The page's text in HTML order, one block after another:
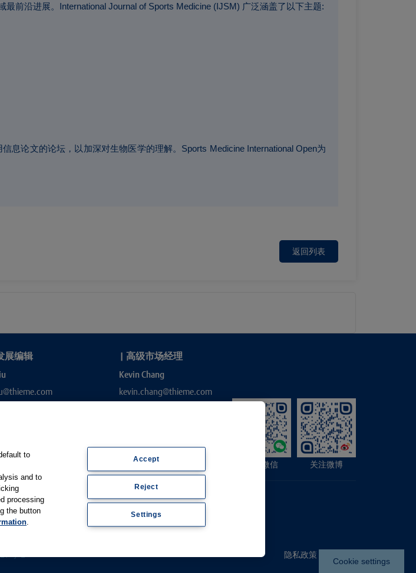
Cookie settings
前沿进展。International Journal of Sports Medicine (IJSM) 广泛涵盖了以下主题:
息论文的论坛，以加深对生物医学的理解。Sports Medicine International Open为
返回列表
展编辑 | 高级市场经理
Kevin Chang
kevin.chang@thieme.com
关注微博
关注微信
隐私政策
to
and to
processing
the button
.
Accept
Reject
Settings